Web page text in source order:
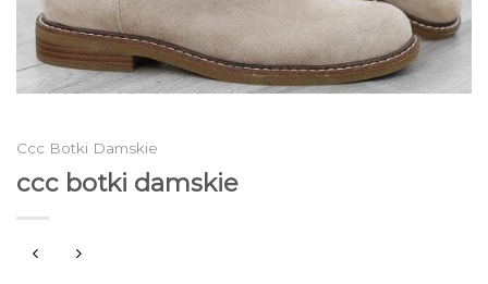
Ccc Botki Damskie
ccc botki damskie